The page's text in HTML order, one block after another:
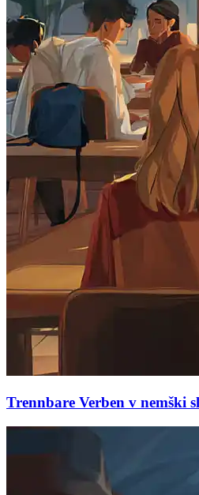
Trennbare Verben v nemški